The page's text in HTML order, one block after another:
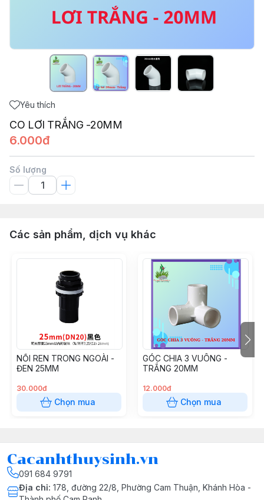
Yêu thích
CO LƠI TRẮNG -20MM
6.000đ
Số lượng
Các sản phẩm, dịch vụ khác
NỐI REN TRONG NGOÀI -
ĐEN 25MM
30.000đ
Chọn mua
GÓC CHIA 3 VUÔNG -
TRẮNG 20MM
12.000đ
Chọn mua
Cacanhthuysinh.vn
091 684 9791
Địa chỉ: 178, đường 22/8, Phường Cam Thuận, Khánh Hòa -